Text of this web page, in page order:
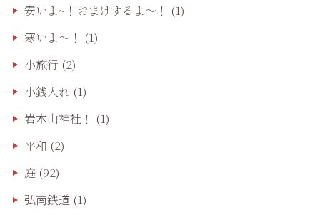
安いよ~！おまけするよ～！ (1)
寒いよ～！ (1)
小旅行 (2)
小銭入れ (1)
岩木山神社！ (1)
平和 (2)
庭(92)
弘南鉄道 (1)